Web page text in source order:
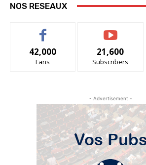
NOS RESEAUX
42,000
Fans
21,600
Subscribers
- Advertisement -